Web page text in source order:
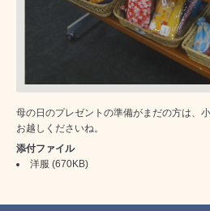
母の日のプレゼントの準備がまだの方は、
お越しくださいね。
添付ファイル
洋服 (670KB)